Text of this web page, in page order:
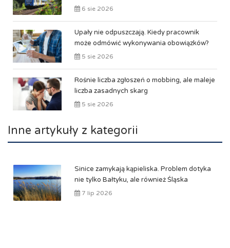
6 sie 2026
Upały nie odpuszczają. Kiedy pracownik
może odmówić wykonywania obowiązków?
5 sie 2026
Rośnie liczba zgłoszeń o mobbing, ale maleje
liczba zasadnych skarg
5 sie 2026
Inne artykuły z kategorii
Sinice zamykają kąpieliska. Problem dotyka
nie tylko Bałtyku, ale również Śląska
7 lip 2026